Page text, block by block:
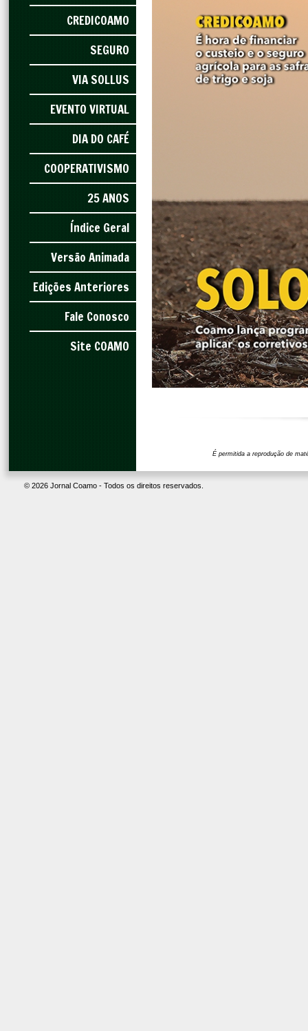
CREDICOAMO
SEGURO
VIA SOLLUS
EVENTO VIRTUAL
DIA DO CAFÉ
COOPERATIVISMO
25 ANOS
Índice Geral
Versão Animada
Edições Anteriores
Fale Conosco
Site COAMO
© 2026 Jornal Coamo - Todos os direitos reservados.